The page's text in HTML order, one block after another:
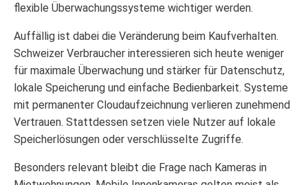
flexible Überwachungssysteme wichtiger werden.
Auffällig ist dabei die Veränderung beim Kaufverhalten.
Schweizer Verbraucher interessieren sich heute weniger
für maximale Überwachung und stärker für Datenschutz,
lokale Speicherung und einfache Bedienbarkeit. Systeme
mit permanenter Cloudaufzeichnung verlieren zunehmend
Vertrauen. Stattdessen setzen viele Nutzer auf lokale
Speicherlösungen oder verschlüsselte Zugriffe.
Besonders relevant bleibt die Frage nach Kameras in